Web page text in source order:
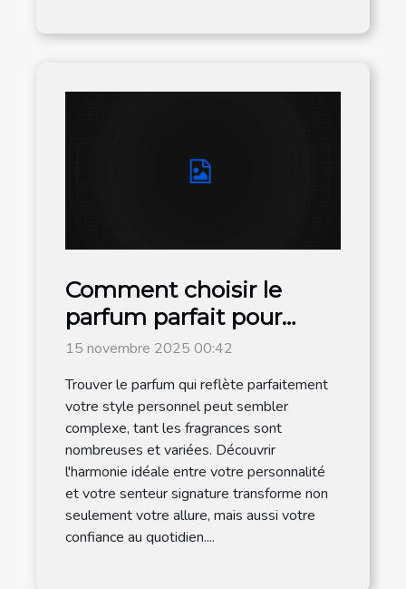
Comment choisir le
parfum parfait pour
votre style personnel ?
15 novembre 2025 00:42
Trouver le parfum qui reflète parfaitement
votre style personnel peut sembler
complexe, tant les fragrances sont
nombreuses et variées. Découvrir
l'harmonie idéale entre votre personnalité
et votre senteur signature transforme non
seulement votre allure, mais aussi votre
confiance au quotidien....